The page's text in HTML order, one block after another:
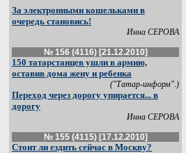
За электронными кошельками в
очередь становись!
Инна СЕРОВА
№ 156 (4116) [21.12.2010]
150 татарстанцев ушли в армию,
оставив дома жену и ребенка
("Татар-информ".)
Переход через дорогу упирается... в
дорогу
Инна СЕРОВА
№ 155 (4115) [17.12.2010]
Стоит ли ездить сейчас в Москву?